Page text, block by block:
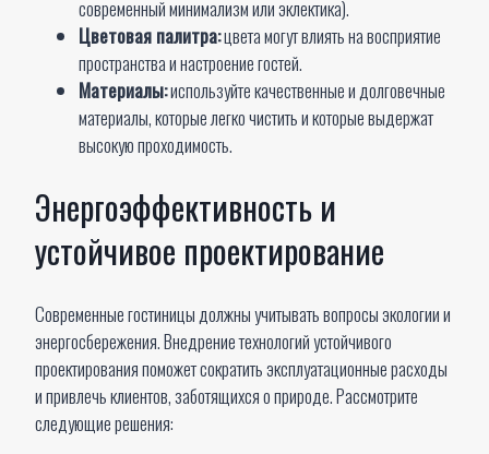
современный минимализм или эклектика).
Цветовая палитра:цвета могут влиять на восприятие
пространства и настроение гостей.
Материалы:используйте качественные и долговечные
материалы, которые легко чистить и которые выдержат
высокую проходимость.
Энергоэффективность и
устойчивое проектирование
Современные гостиницы должны учитывать вопросы экологии и
энергосбережения. Внедрение технологий устойчивого
проектирования поможет сократить эксплуатационные расходы
и привлечь клиентов, заботящихся о природе. Рассмотрите
следующие решения: